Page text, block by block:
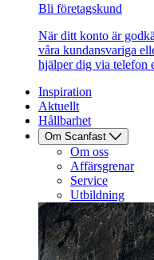
Bli företagskund
När ditt konto är
våra kundansvariga
hjälper dig via telefon
Inspiration
Aktuellt
Hållbarhet
Om Scanfast
Om oss
Affärsgrenar
Service
Utbildning